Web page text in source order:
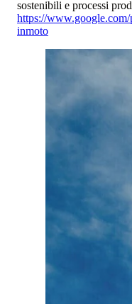
sostenibili e processi
https://www.google.com/
inmoto